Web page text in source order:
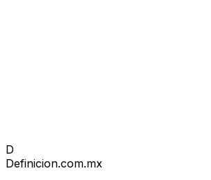
D
Definicion.com.mx